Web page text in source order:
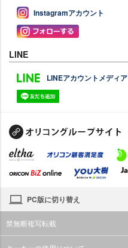
Instagramアカウント
LINE
LINEアカウントメディア
PC版に切り替え
禁無断複写転載